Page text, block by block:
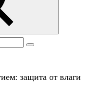
защита от влаги